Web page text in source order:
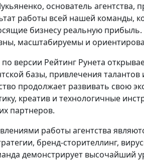
основатель агентства,
работы всей нашей команды,
бизнесу реальную
масштабируемы и
версии Рейтинг Рунета
базы, привлечения
продолжает развивать свою
креатив и технологичные
партнеров.
работы агентства
бренд-сторителлинг,
демонстрирует высочайший